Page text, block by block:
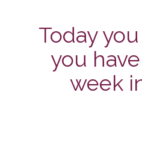
Today
you
week